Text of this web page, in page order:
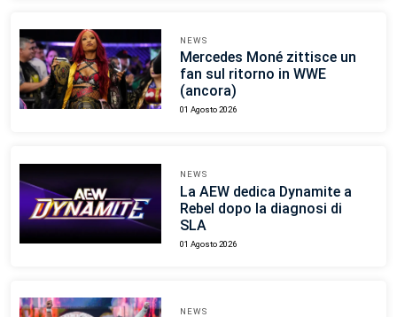
NEWS
Mercedes Moné zittisce un
fan sul ritorno in WWE
(ancora)
01 Agosto 2026
NEWS
La AEW dedica Dynamite a
Rebel dopo la diagnosi di
SLA
01 Agosto 2026
NEWS